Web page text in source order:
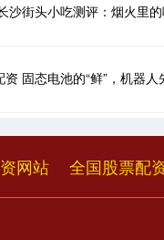
沙街头小吃测评：烟火里
固态电池的“鲜”，机器人
网站 全国股票配